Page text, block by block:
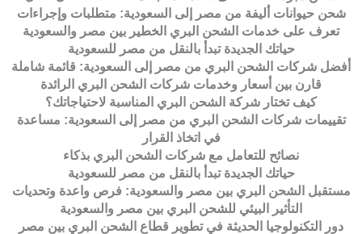
شحن حيوانات أليفة من مصر إلى السعودية: متطلبات وإجراءات
تعرف على خدمات الشحن البري الخطير بين مصر والسعودية
حياتك الجديدة تبدأ بالنقل من مصر للسعودية
أفضل شركات الشحن البري من مصر إلى السعودية: قائمة شاملة
قارن بين أسعار وخدمات شركات الشحن البري الرائدة
كيف تختار شركة الشحن البري المناسبة لاحتياجاتك؟
تقييمات شركات الشحن البري من مصر إلى السعودية: مساعدة
في اتخاذ القرار
نصائح للتعامل مع شركات الشحن البري بذكاء
حياتك الجديدة تبدأ بالنقل من مصر للسعودية
مستقبل الشحن البري بين مصر والسعودية: فرص واعدة وتحديات
التأثير البيئي للشحن البري بين مصر والسعودية
دور التكنولوجيا الحديثة في تطوير قطاع الشحن البري بين مصر